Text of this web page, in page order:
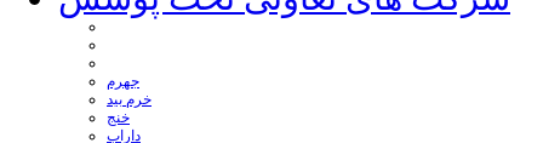
جهرم
خرم بید
خنج
داراب